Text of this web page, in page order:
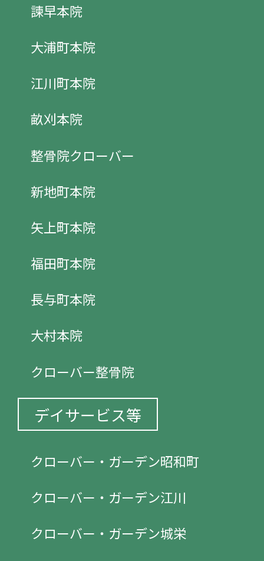
諫早本院
大浦町本院
江川町本院
畝刈本院
整骨院クローバー
新地町本院
矢上町本院
福田町本院
長与町本院
大村本院
クローバー整骨院
デイサービス等
クローバー・ガーデン昭和町
クローバー・ガーデン江川
クローバー・ガーデン城栄